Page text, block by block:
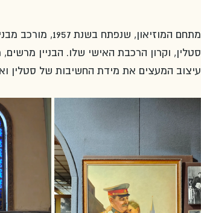
מתחם המוזיאון,
סטלין, וקרון הרכבת האישי שלו. הבניין
עיצוב המעצים את מידת החשיבות של סטלין